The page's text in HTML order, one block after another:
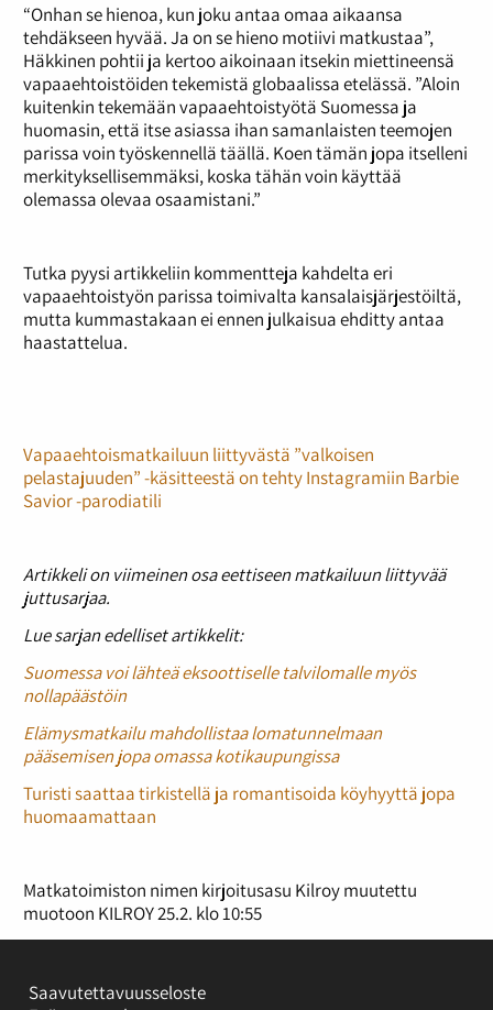
“Onhan se hienoa, kun joku antaa omaa aikaansa
tehdäkseen hyvää. Ja on se hieno motiivi matkustaa”,
Häkkinen pohtii ja kertoo aikoinaan itsekin miettineensä
vapaaehtoistöiden tekemistä globaalissa etelässä. ”Aloin
kuitenkin tekemään vapaaehtoistyötä Suomessa ja
huomasin, että itse asiassa ihan samanlaisten teemojen
parissa voin työskennellä täällä. Koen tämän jopa itselleni
merkityksellisemmäksi, koska tähän voin käyttää
olemassa olevaa osaamistani.”
Tutka pyysi artikkeliin kommentteja kahdelta eri
vapaaehtoistyön parissa toimivalta kansalaisjärjestöiltä,
mutta kummastakaan ei ennen julkaisua ehditty antaa
haastattelua.
Vapaaehtoismatkailuun liittyvästä ”valkoisen
pelastajuuden” -käsitteestä on tehty Instagramiin Barbie
Savior -parodiatili
Artikkeli on viimeinen osa eettiseen matkailuun liittyvää
juttusarjaa.
Lue sarjan edelliset artikkelit:
Suomessa voi lähteä eksoottiselle talvilomalle myös
nollapäästöin
Elämysmatkailu mahdollistaa lomatunnelmaan
pääsemisen jopa omassa kotikaupungissa
Turisti saattaa tirkistellä ja romantisoida köyhyyttä jopa
huomaamattaan
Matkatoimiston nimen kirjoitusasu Kilroy muutettu
muotoon KILROY 25.2. klo 10:55
Saavutettavuusseloste